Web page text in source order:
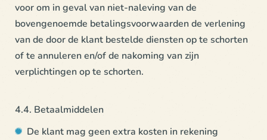
voor om in geval van niet-naleving van de
bovengenoemde betalingsvoorwaarden de verlening
van de door de klant bestelde diensten op te schorten
of te annuleren en/of de nakoming van zijn
verplichtingen op te schorten.
4.4. Betaalmiddelen
De klant mag geen extra kosten in rekening